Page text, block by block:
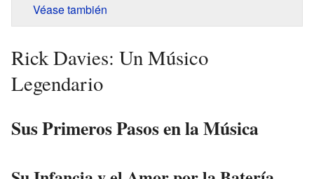
Véase también
Rick Davies: Un Músico
Legendario
Sus Primeros Pasos en la Música